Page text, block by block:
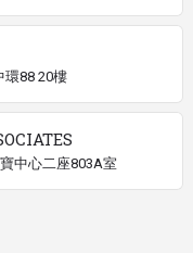
環88 20樓
中心二座803A室